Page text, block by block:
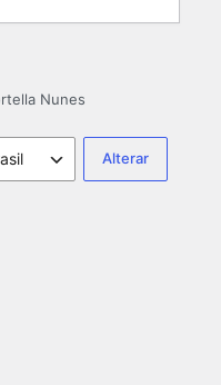
Nunes